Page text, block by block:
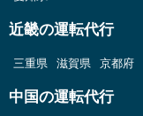
近畿の運転代行
三重県 滋賀県 京都府
中国の運転代行